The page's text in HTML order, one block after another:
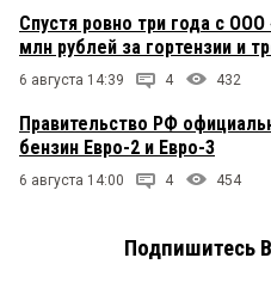
Спустя ровно три года с
млн рублей за гортензии и
6 августа 14:39 4 432
Правительство РФ
бензин Евро-2 и Евро-3
6 августа 14:00 4 454
Подпишитесь